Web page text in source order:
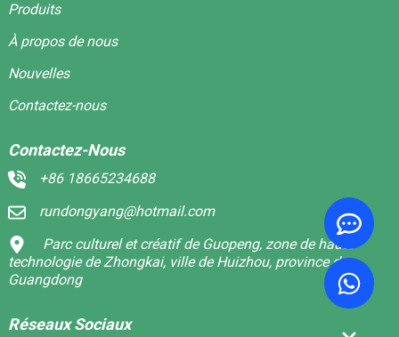
Produits
À propos de nous
Nouvelles
Contactez-nous
Contactez-Nous
+86 18665234688
rundongyang@hotmail.com
Parc culturel et créatif de Guopeng, zone de haute
technologie de Zhongkai, ville de Huizhou, province du
Guangdong
Réseaux Sociaux